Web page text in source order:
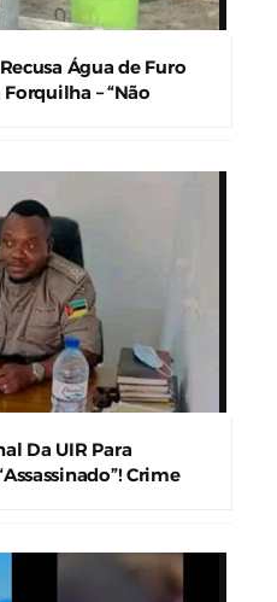
Água de Furo
– “Não
Da UIR Para
Crime